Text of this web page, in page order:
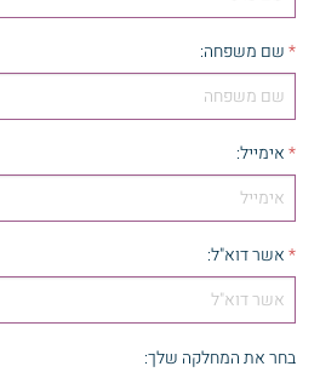
*שם משפחה:
*אימייל:
*אשר דוא"ל:
בחר את המחלקה שלך: